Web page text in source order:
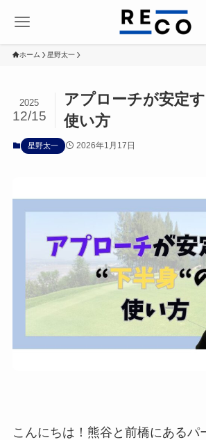
ホーム 星野太一
アプローチが安定
使い方
2025
12/15
星野太一 2026年1月17日
こんにちは！熊谷と前橋にあるパ